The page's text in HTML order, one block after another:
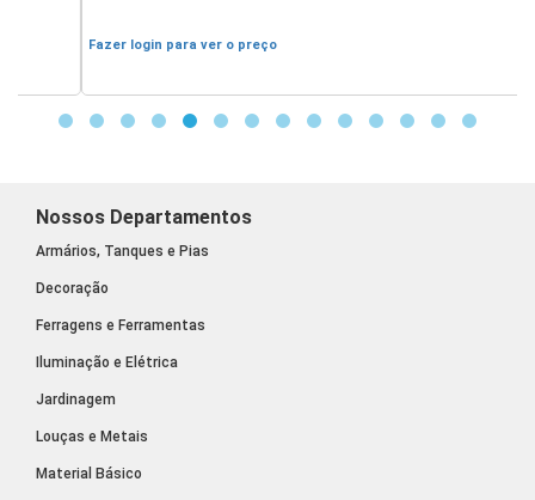
Fazer login para ver o preço
Nossos Departamentos
Armários, Tanques e Pias
Decoração
Ferragens e Ferramentas
Iluminação e Elétrica
Jardinagem
Louças e Metais
Material Básico